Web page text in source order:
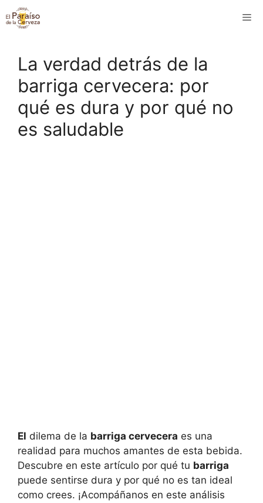
Saltar
al
La verdad detrás de la
barriga cervecera: por
qué es dura y por qué no
es saludable
El dilema de la barriga cervecera es una
realidad para muchos amantes de esta bebida.
Descubre en este artículo por qué tu barriga
puede sentirse dura y por qué no es tan ideal
como crees. ¡Acompáñanos en este análisis